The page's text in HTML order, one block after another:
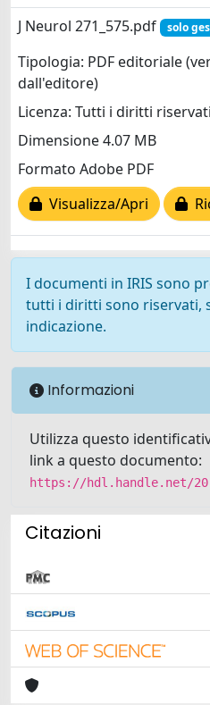
J Neurol 271_575.pdf
solo
Tipologia: PDF editoriale
dall'editore)
Licenza: Tutti i diritti riservati
Dimensione 4.07 MB
Formato Adobe PDF
Visualizza/Apri
I documenti in IRIS sono
tutti i diritti sono riservati,
indicazione.
Informazioni
Utilizza questo
link a questo documento:
https://hdl.handle.net/
Citazioni